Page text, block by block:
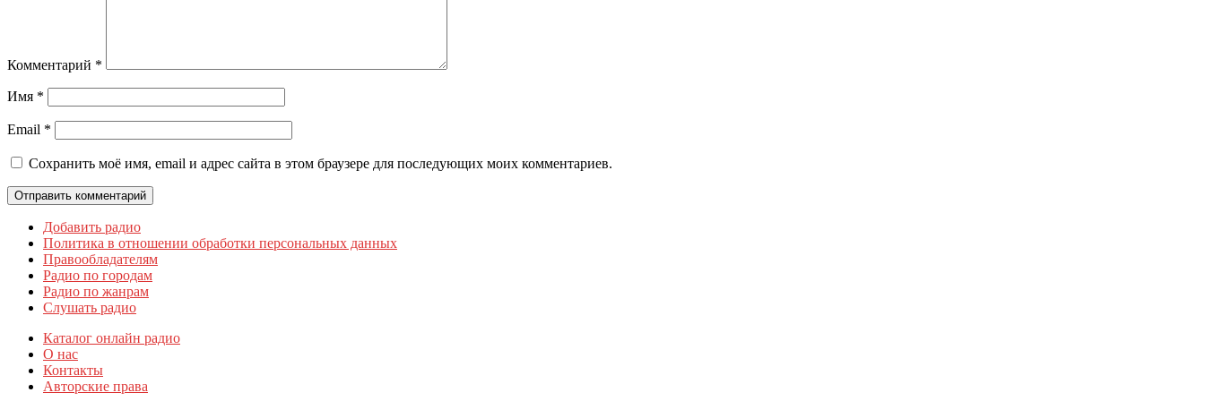
Комментарий *
Имя *
Email *
Сохранить моё имя, email и адрес сайта в этом браузере для последующих моих комментариев.
Добавить радио
Политика в отношении обработки персональных данных
Правообладателям
Радио по городам
Радио по жанрам
Слушать радио
Каталог онлайн радио
О нас
Контакты
Авторские права